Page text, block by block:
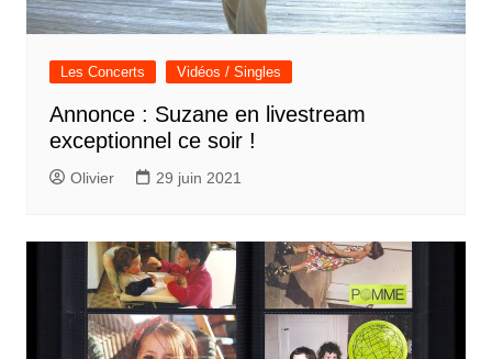
Les Concerts Vidéos / Singles
Annonce : Suzane en livestream
exceptionnel ce soir !
Olivier 29 juin 2021